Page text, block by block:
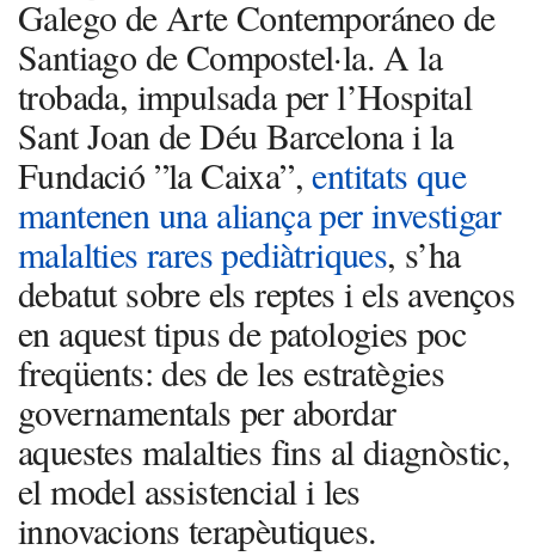
Galego de Arte Contemporáneo de
Santiago de Compostel·la. A la
trobada, impulsada per l’Hospital
Sant Joan de Déu Barcelona i la
Fundació ”la Caixa”,entitats que
mantenen una aliança per investigar
malalties rares pediàtriques, s’ha
debatut sobre els reptes i els avenços
en aquest tipus de patologies poc
freqüents: des de les estratègies
governamentals per abordar
aquestes malalties fins al diagnòstic,
el model assistencial i les
innovacions terapèutiques.